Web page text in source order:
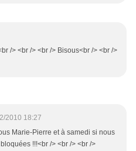
/> <br /> <br /> Bisous<br /> <br />
2010 18:27
Marie-Pierre et à samedi si nous
!!!<br /> <br /> <br />